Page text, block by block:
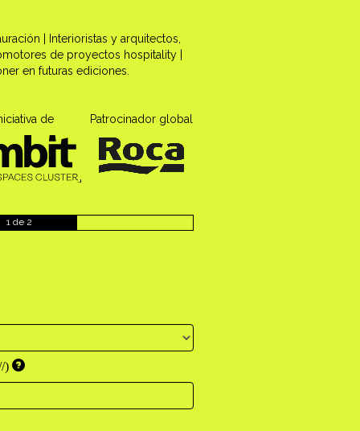
| Interioristas y arquitectos,
de proyectos hospitality |
en futuras ediciones.
de Patrocinador global
1 de 2
)